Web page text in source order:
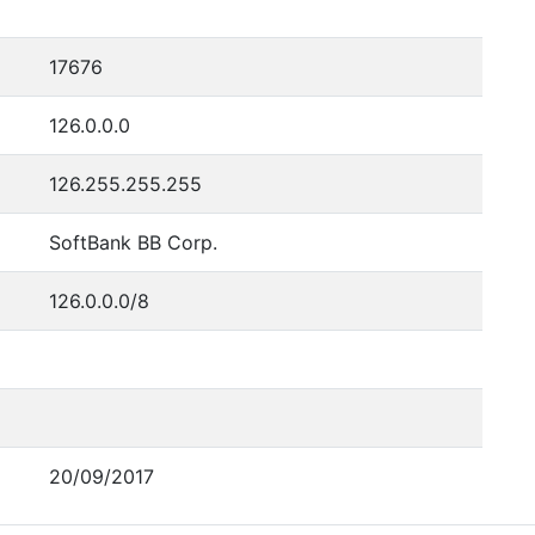
17676
126.0.0.0
126.255.255.255
SoftBank BB Corp.
126.0.0.0/8
20/09/2017